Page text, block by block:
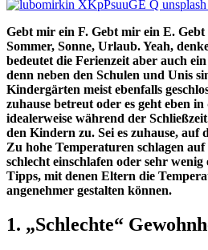
Gebt mir ein F. Gebt mir ein E.
Sommer, Sonne, Urlaub. Yeah,
bedeutet die Ferienzeit aber auch
denn neben den Schulen und Unis
Kindergärten meist ebenfalls
zuhause betreut oder es geht eben
idealerweise während der
den Kindern zu. Sei es zuhause,
Zu hohe Temperaturen schlagen
schlecht einschlafen oder sehr wenig
Tipps, mit denen Eltern die
angenehmer gestalten können.
1. „Schlechte“